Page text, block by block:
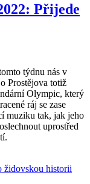
Přijede
týdnu nás v
Prostějova totiž
Olympic, který
ráj se zase
muziku tak, jak jeho
uprostřed